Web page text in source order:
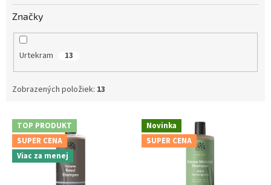
Značky
Urtekram 13
Zobrazených položiek: 13
V
p
TOP PRODUKT
SUPER CENA
Viac za menej
Novinka
SUPER CENA